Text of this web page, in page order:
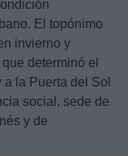
El topónimo
invierno y
determinó el
a la Puerta del Sol
social, sede de
y de